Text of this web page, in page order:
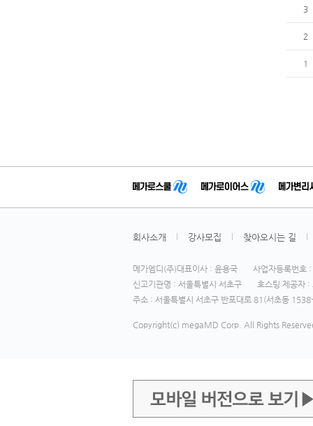
3
2
1
회사소개 강사모집 찾아오시는 길
메가엠디(주)대표이사 : 윤용국
사업자등록번
신고기관명 : 서울특별시 서초구
호스팅 제공자 :
주소 : 서울특별시 서초구 반포대로 81(서초동
Copyright(c) megaMD Corp. All Rights